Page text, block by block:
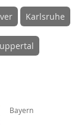
Karlsruhe
Bayern